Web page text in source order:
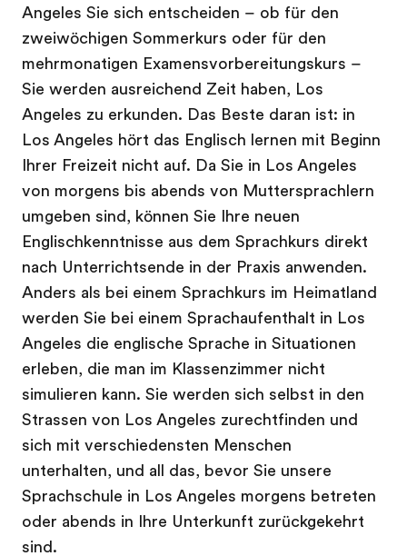
Angeles Sie sich entscheiden – ob für den
zweiwöchigen Sommerkurs oder für den
mehrmonatigen Examensvorbereitungskurs –
Sie werden ausreichend Zeit haben, Los
Angeles zu erkunden. Das Beste daran ist: in
Los Angeles hört das Englisch lernen mit Beginn
Ihrer Freizeit nicht auf. Da Sie in Los Angeles
von morgens bis abends von Muttersprachlern
umgeben sind, können Sie Ihre neuen
Englischkenntnisse aus dem Sprachkurs direkt
nach Unterrichtsende in der Praxis anwenden.
Anders als bei einem Sprachkurs im Heimatland
werden Sie bei einem Sprachaufenthalt in Los
Angeles die englische Sprache in Situationen
erleben, die man im Klassenzimmer nicht
simulieren kann. Sie werden sich selbst in den
Strassen von Los Angeles zurechtfinden und
sich mit verschiedensten Menschen
unterhalten, und all das, bevor Sie unsere
Sprachschule in Los Angeles morgens betreten
oder abends in Ihre Unterkunft zurückgekehrt
sind.